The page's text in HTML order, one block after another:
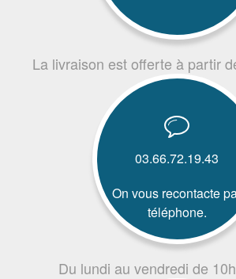
La livraison est offerte à partir
03.66.72.19.43
On vous recontacte
téléphone.
Du lundi au vendredi de